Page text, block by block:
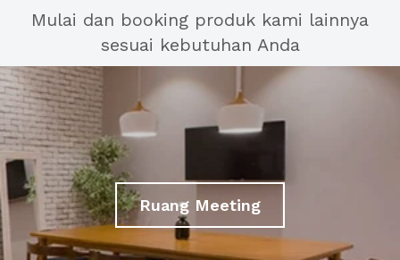
Mulai dan booking produk kami lainnya
sesuai kebutuhan Anda
Ruang Meeting